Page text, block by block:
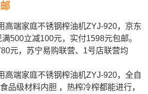
高端家庭不锈钢榨油机ZYJ-920，京东
500立减100元，实付1598元包邮。
元，苏宁易购联营、1号店联营均
高端家庭不锈钢榨油机ZYJ-920，全自
品级材料内胆 ，热榨冷榨都能进行，